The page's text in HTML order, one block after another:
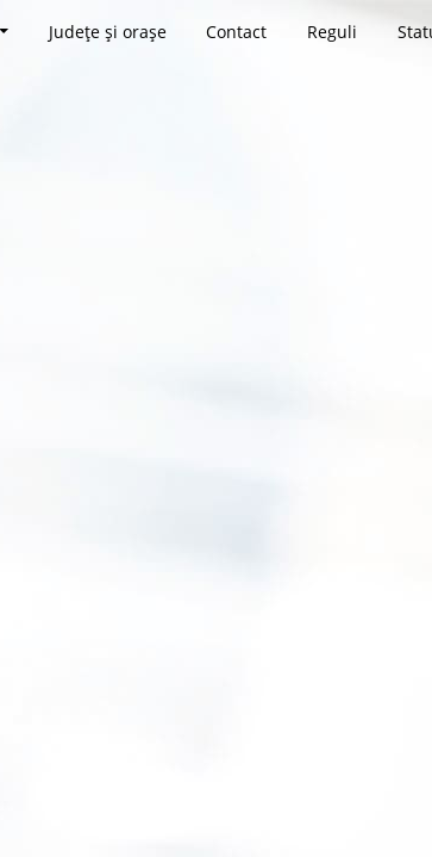
Județe și orașe Contact Reguli